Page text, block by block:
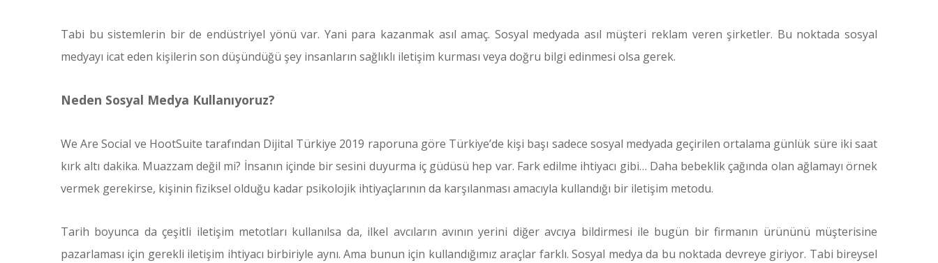
Tabi bu sistemlerin bir de endüstriyel yönü var. Yani para kazanmak asıl amaç. Sosyal medyada asıl müşteri reklam veren şirketler. Bu noktada sosyal
medyayı icat eden kişilerin son düşündüğü şey insanların sağlıklı iletişim kurması veya doğru bilgi edinmesi olsa gerek.
Neden Sosyal Medya Kullanıyoruz?
We Are Social ve HootSuite tarafından Dijital Türkiye 2019 raporuna göre Türkiye’de kişi başı sadece sosyal medyada geçirilen ortalama günlük süre iki saat
kırk altı dakika. Muazzam değil mi? İnsanın içinde bir sesini duyurma iç güdüsü hep var. Fark edilme ihtiyacı gibi… Daha bebeklik çağında olan ağlamayı örnek
vermek gerekirse, kişinin fiziksel olduğu kadar psikolojik ihtiyaçlarının da karşılanması amacıyla kullandığı bir iletişim metodu.
Tarih boyunca da çeşitli iletişim metotları kullanılsa da, ilkel avcıların avının yerini diğer avcıya bildirmesi ile bugün bir firmanın ürününü müşterisine
pazarlaması için gerekli iletişim ihtiyacı birbiriyle aynı. Ama bunun için kullandığımız araçlar farklı. Sosyal medya da bu noktada devreye giriyor. Tabi bireysel